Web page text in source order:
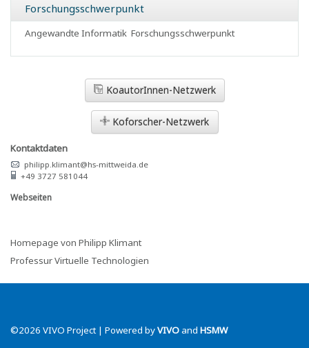
Forschungsschwerpunkt
Angewandte Informatik Forschungsschwerpunkt
KoautorInnen-Netzwerk
Koforscher-Netzwerk
Kontaktdaten
philipp.klimant@hs-mittweida.de
+49 3727 581044
Webseiten
Homepage von Philipp Klimant
Professur Virtuelle Technologien
©2026 VIVO Project | Powered byVIVOand HSMW